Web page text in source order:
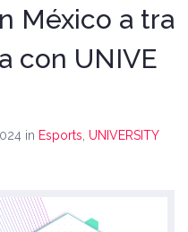
México a tra
con UNIVE
in Esports UNIVERSITY